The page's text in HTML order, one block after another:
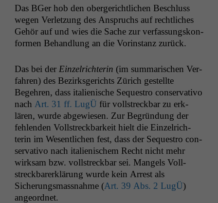
Das BGer hob den oberg­erichtlichen Beschluss
wegen Ver­let­zung des Anspruchs auf rechtlich­es
Gehör auf und wies die Sache zur ver­fas­sungskon­
for­men Behand­lung an die Vorin­stanz zurück.
Das bei der Einzel­rich­terin (im sum­marischen Ver­
fahren) des Bezirks­gerichts Zürich gestellte
Begehren, dass ital­ienis­che Seque­stro con­ser­v­a­ti­vo
nach Art. 31 ff. LugÜ für voll­streck­bar zu erk­
lären, wurde abgewiesen. Zur Begrün­dung der
fehlen­den Voll­streck­barkeit hielt die Einzel­rich­
terin im Wesentlichen fest, dass der Seque­stro con­
ser­v­a­ti­vo nach ital­ienis­chem Recht nicht mehr
wirk­sam bzw. voll­streck­bar sei. Man­gels Voll­
streck­bar­erk­lärung wurde kein Arrest als
Sicherungs­mass­nahme (Art. 39 Abs. 2 LugÜ)
ange­ord­net.